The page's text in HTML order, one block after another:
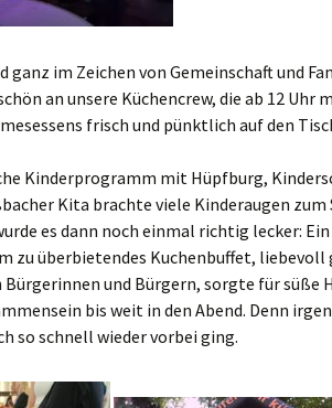
ganz im Zeichen von Gemeinschaft und
an unsere Küchencrew, die ab 12 Uhr
frisch und pünktlich auf den
Kinderprogramm mit Hüpfburg,
Kita brachte viele Kinderaugen zum
es dann noch einmal richtig lecker:
zu überbietendes Kuchenbuffet, liebevoll
und Bürgern, sorgte für süße
bis weit in den Abend. Denn
so schnell wieder vorbei ging.